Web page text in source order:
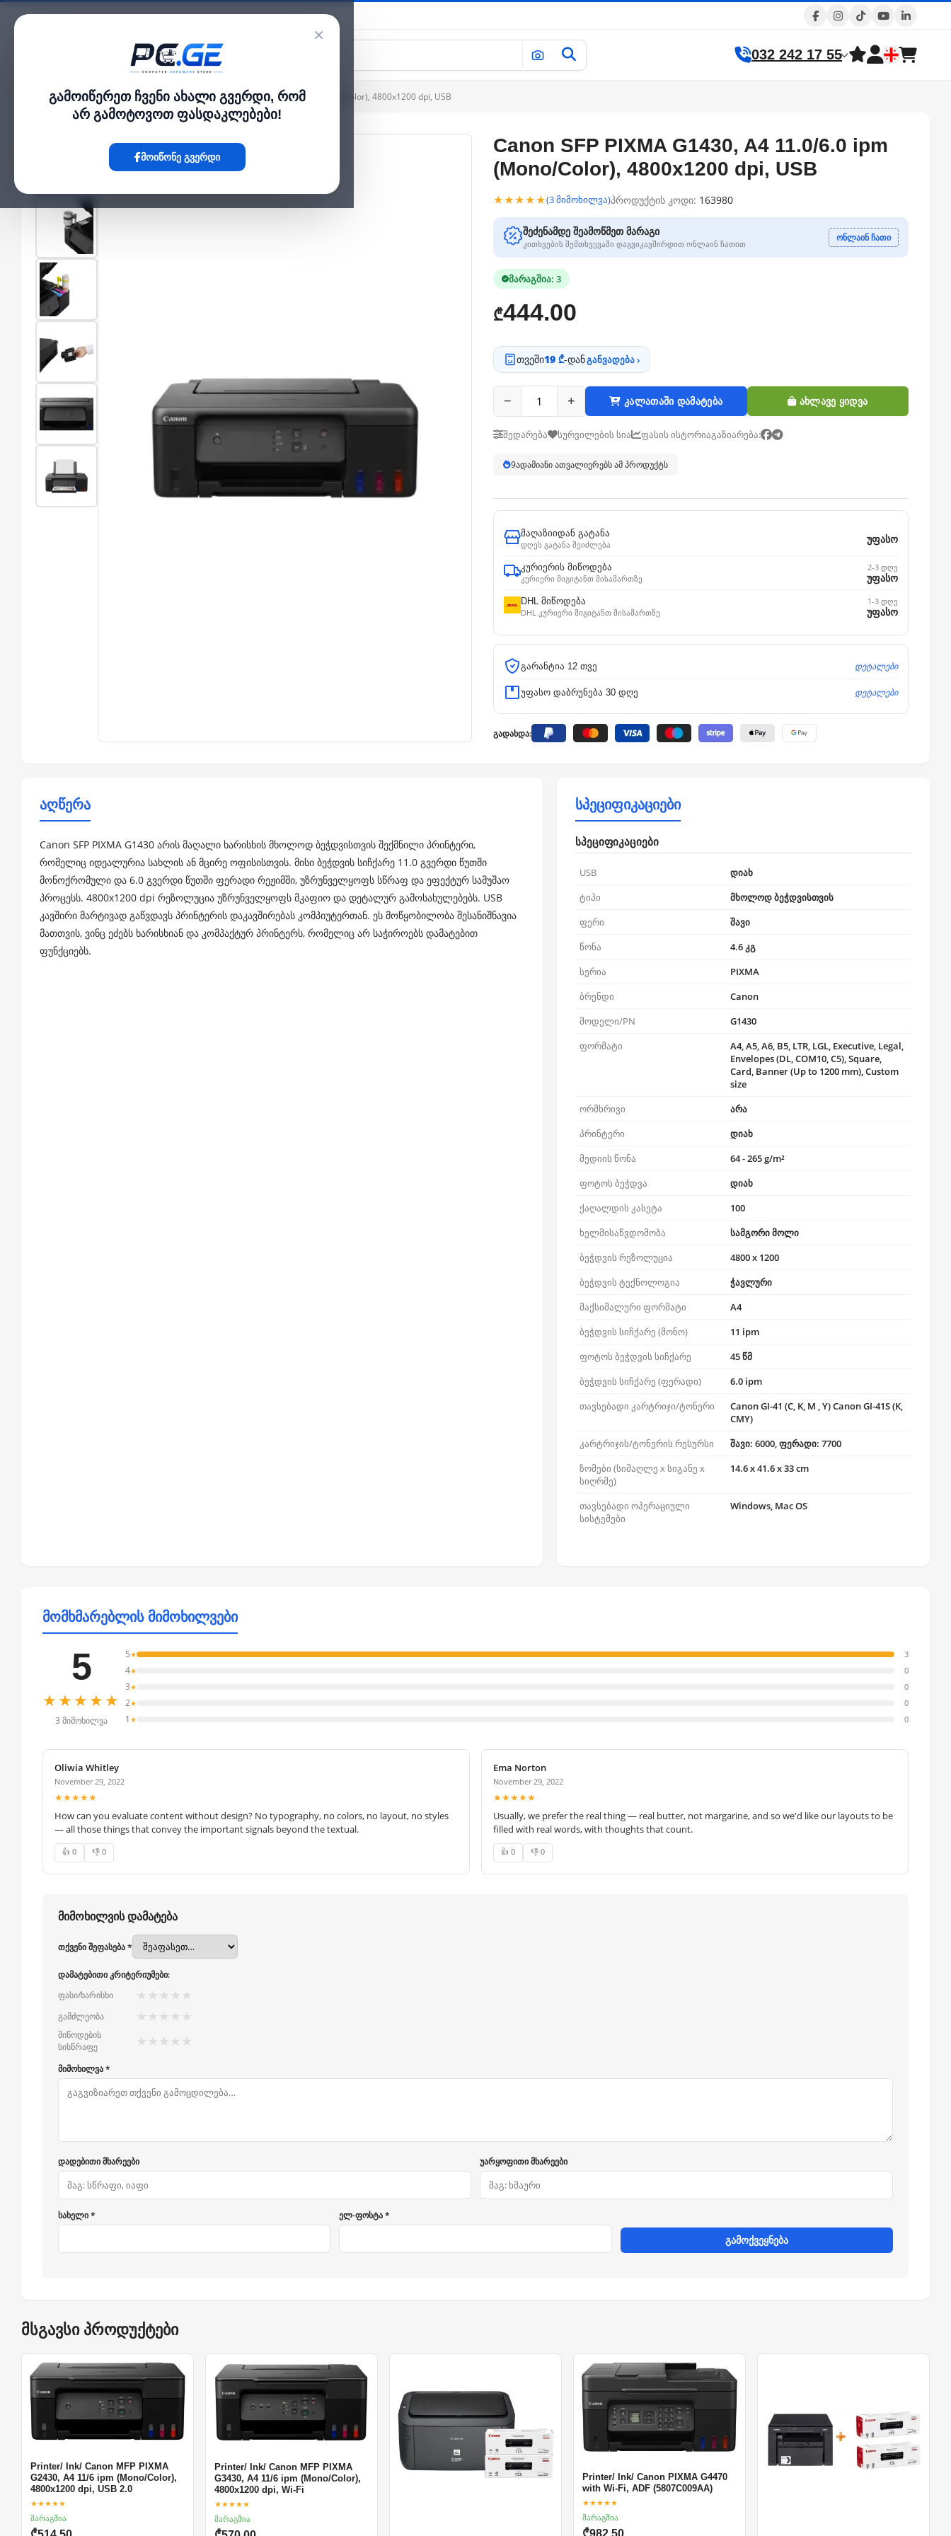
×
გამოიწერეთ ჩვენი ახალი გვერდი, რომ
არ გამოტოვოთ ფასდაკლებები!
მოიწონე გვერდი
კატალოგი 032 242 17 55
მთავარი›პრინტერი და სკანერი›Canon SFP PIXMA G1430, A4 11.0/6.0 ipm (Mono/Color), 4800x1200 dpi, USB
Canon SFP PIXMA G1430, A4 11.0/6.0 ipm
(Mono/Color), 4800x1200 dpi, USB
★★★★★(3 მიმოხილვა)პროდუქტის კოდი: 163980
შეძენამდე შეამოწმეთ მარაგი
კითხვების შემთხვევაში დაგვიკავშირდით ონლაინ ჩათით
ონლაინ ჩათი
მარაგშია: 3
₾444.00
თვეში19 ₾-დანგანვადება ›
− + კალათაში დამატება ახლავე ყიდვა
შედარება სურვილების სია ფასის ისტორიაგაზიარება:
9ადამიანი ათვალიერებს ამ პროდუქტს
მაღაზიიდან გატანა
დღეს გატანა შეიძლება
უფასო
კურიერის მიწოდება
კურიერი მიგიტანთ მისამართზე
2-3 დღე
უფასო
DHL მიწოდება
DHL კურიერი მიგიტანთ მისამართზე
1-3 დღე
უფასო
გარანტია 12 თვე დეტალები
უფასო დაბრუნება 30 დღე დეტალები
გადახდა:
აღწერა
Canon SFP PIXMA G1430 არის მაღალი ხარისხის მხოლოდ ბეჭდვისთვის შექმნილი პრინტერი,
რომელიც იდეალურია სახლის ან მცირე ოფისისთვის. მისი ბეჭდვის სიჩქარე 11.0 გვერდი წუთში
მონოქრომული და 6.0 გვერდი წუთში ფერადი რეჟიმში, უზრუნველყოფს სწრაფ და ეფექტურ სამუშაო
პროცესს. 4800x1200 dpi რეზოლუცია უზრუნველყოფს მკაფიო და დეტალურ გამოსახულებებს. USB
კავშირი მარტივად გაწვდავს პრინტერის დაკავშირებას კომპიუტერთან. ეს მოწყობილობა შესანიშნავია
მათთვის, ვინც ეძებს ხარისხიან და კომპაქტურ პრინტერს, რომელიც არ საჭიროებს დამატებით
ფუნქციებს.
სპეციფიკაციები
სპეციფიკაციები
USB
დიახ
ტიპი
მხოლოდ ბეჭდვისთვის
ფერი
შავი
წონა
4.6 კგ
სერია
PIXMA
ბრენდი
Canon
მოდელი/PN
G1430
ფორმატი
A4, A5, A6, B5, LTR, LGL, Executive, Legal,
Envelopes (DL, COM10, C5), Square,
Card, Banner (Up to 1200 mm), Custom
size
ორმხრივი
არა
პრინტერი
დიახ
მედიის წონა
64 - 265 g/m²
ფოტოს ბეჭდვა
დიახ
ქაღალდის კასეტა
100
ხელმისაწვდომობა
სამგორი მოლი
ბეჭდვის რეზოლუცია
4800 x 1200
ბეჭდვის ტექნოლოგია
ჭავლური
მაქსიმალური ფორმატი
A4
ბეჭდვის სიჩქარე (მონო)
11 ipm
ფოტოს ბეჭდვის სიჩქარე
45 წმ
ბეჭდვის სიჩქარე (ფერადი)
6.0 ipm
თავსებადი კარტრიჯი/ტონერი
Canon GI-41 (C, K, M , Y) Canon GI-41S (K,
CMY)
კარტრიჯის/ტონერის რესურსი
შავი: 6000, ფერადი: 7700
ზომები (სიმაღლე x სიგანე x
სიღრმე)
14.6 x 41.6 x 33 cm
თავსებადი ოპერაციული
სისტემები
Windows, Mac OS
მომხმარებლის მიმოხილვები
5
★★★★★
3 მიმოხილვა
5★ 3
4★ 0
3★ 0
2★ 0
1 ★ 0
Oliwia Whitley
November 29, 2022
★★★★★
How can you evaluate content without design? No typography, no colors, no layout, no styles
— all those things that convey the important signals beyond the textual.
👍 0 👎 0
Ema Norton
November 29, 2022
★★★★★
Usually, we prefer the real thing — real butter, not margarine, and so we'd like our layouts to be
filled with real words, with thoughts that count.
👍 0 👎 0
მიმოხილვის დამატება
თქვენი შეფასება *
დამატებითი კრიტერიუმები:
ფასი/ხარისხი
★ ★ ★ ★ ★
გამძლეობა ★ ★ ★ ★ ★
მიწოდების
სისწრაფე
★ ★ ★ ★ ★
მიმოხილვა *
დადებითი მხარეები უარყოფითი მხარეები
სახელი * ელ-ფოსტა *
გამოქვეყნება
მსგავსი პროდუქტები
Printer/ Ink/ Canon MFP PIXMA
G2430, A4 11/6 ipm (Mono/Color),
4800х1200 dpi, USB 2.0
★★★★★
მარაგშია
Printer/ Ink/ Canon MFP PIXMA
G3430, A4 11/6 ipm (Mono/Color),
4800х1200 dpi, Wi-Fi
★★★★★
მარაგშია
Printer/ Ink/ Canon PIXMA G4470
with Wi-Fi, ADF (5807C009AA)
★★★★★
მარაგშია
₾982.50